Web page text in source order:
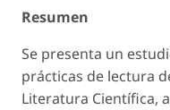
Resumen
Se presenta un
prácticas de lectura
Literatura Científica,